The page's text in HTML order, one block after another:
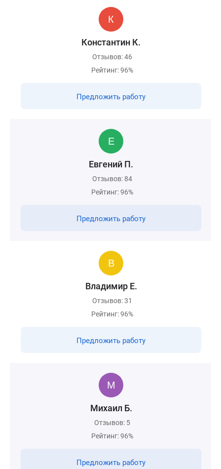
Константин К.
Отзывов: 46
Рейтинг: 96%
Предложить работу
Евгений П.
Отзывов: 84
Рейтинг: 96%
Предложить работу
Владимир Е.
Отзывов: 31
Рейтинг: 96%
Предложить работу
Михаил Б.
Отзывов: 5
Рейтинг: 96%
Предложить работу